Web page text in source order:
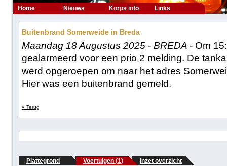
Home Nieuws Korps info Links
Buitenbrand Somerweide in Breda
Maandag 18 Augustus 2025 - BREDA - Om
gealarmeerd voor een prio 2 melding. De
werd opgeroepen om naar het adres
Hier was een buitenbrand gemeld.
« Terug
Plattegrond Voertuigen (1) Inzet overzicht